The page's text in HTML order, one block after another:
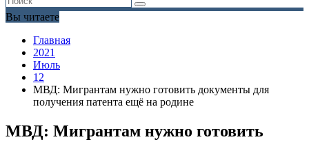
Вы читаете
Главная
2021
Июль
12
МВД: Мигрантам нужно готовить документы для
получения патента ещё на родине
МВД: Мигрантам нужно готовить